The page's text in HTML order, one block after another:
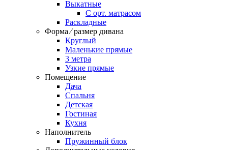
Выкатные
С орт. матрасом
Раскладные
Форма ⁄ размер дивана
Круглый
Маленькие прямые
3 метра
Узкие прямые
Помещение
Дача
Спальня
Детская
Гостиная
Кухня
Наполнитель
Пружинный блок